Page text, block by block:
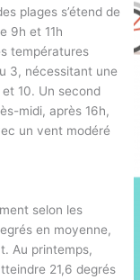
plages s’étend de
9h et 11h
températures
3, nécessitant une
10. Un second
midi, après 16h,
un vent modéré
selon les
en moyenne,
Au printemps,
21,6 degrés